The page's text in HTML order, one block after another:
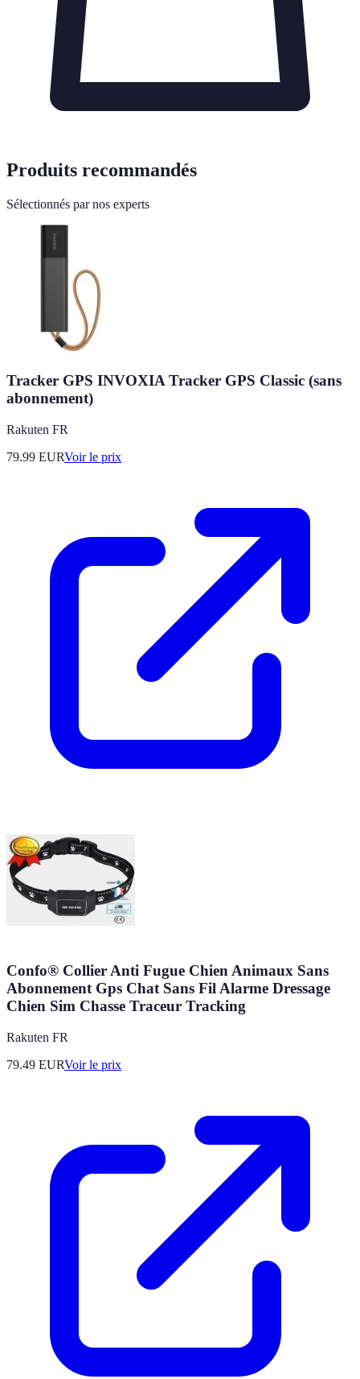
Produits recommandés
Sélectionnés par nos experts
Tracker GPS INVOXIA Tracker GPS Classic (sans
abonnement)
Rakuten FR
79.99 EURVoir le prix
Confo® Collier Anti Fugue Chien Animaux Sans
Abonnement Gps Chat Sans Fil Alarme Dressage
Chien Sim Chasse Traceur Tracking
Rakuten FR
79.49 EURVoir le prix